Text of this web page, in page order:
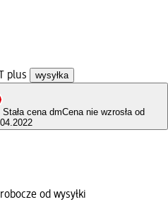
plus wysyłka
Stała cena dmCena nie wzrosła od
od wysyłki